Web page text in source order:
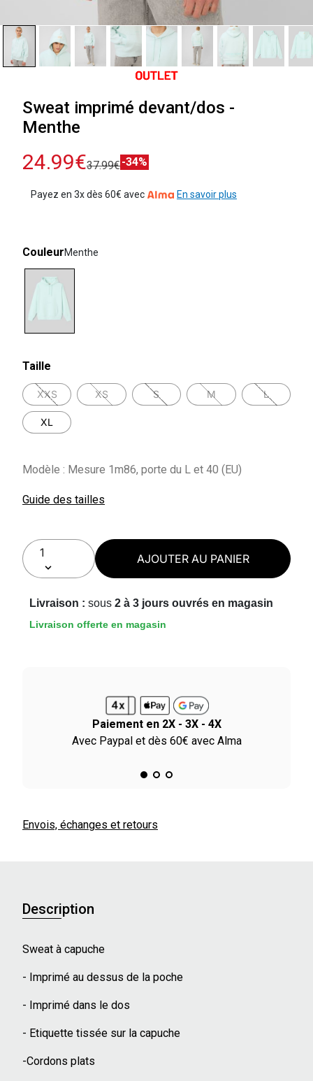
Sweat imprimé devant/dos -
Menthe
24.99€37.99€-34%
Payez en 3x dès 60€ avec En savoir plus
CouleurMenthe
Taille
XXS XS S M L
XL
Modèle : Mesure 1m86, porte du L et 40 (EU)
Guide des tailles
AJOUTER AU PANIER
Livraison : sous 2 à 3 jours ouvrés en magasin
Livraison offerte en magasin
Paiement en 2X - 3X - 4X
Avec Paypal et dès 60€ avec Alma
Envois, échanges et retours
Description
Sweat à capuche
- Imprimé au dessus de la poche
- Imprimé dans le dos
- Etiquette tissée sur la capuche
-Cordons plats